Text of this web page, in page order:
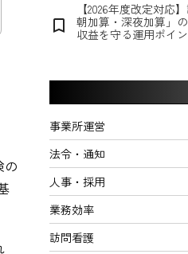
の
bookmark_border
【2026年度改定対応
朝加算・深夜加算」
収益を守る運用ポイ
事業所運営
法令・通知
人事・採用
業務効率
訪問看護